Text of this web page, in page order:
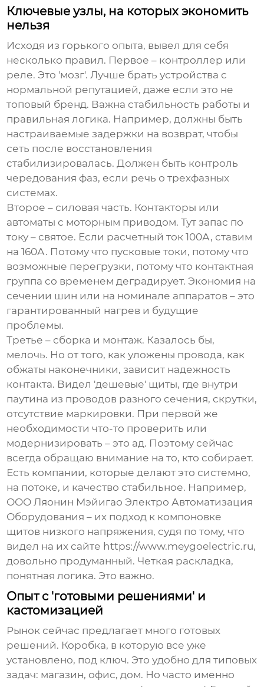
Ключевые узлы, на которых экономить
нельзя
Исходя из горького опыта, вывел для себя
несколько правил. Первое – контроллер или
реле. Это 'мозг'. Лучше брать устройства с
нормальной репутацией, даже если это не
топовый бренд. Важна стабильность работы и
правильная логика. Например, должны быть
настраиваемые задержки на возврат, чтобы
сеть после восстановления
стабилизировалась. Должен быть контроль
чередования фаз, если речь о трехфазных
системах.
Второе – силовая часть. Контакторы или
автоматы с моторным приводом. Тут запас по
току – святое. Если расчетный ток 100А, ставим
на 160А. Потому что пусковые токи, потому что
возможные перегрузки, потому что контактная
группа со временем деградирует. Экономия на
сечении шин или на номинале аппаратов – это
гарантированный нагрев и будущие
проблемы.
Третье – сборка и монтаж. Казалось бы,
мелочь. Но от того, как уложены провода, как
обжаты наконечники, зависит надежность
контакта. Видел 'дешевые' щиты, где внутри
паутина из проводов разного сечения, скрутки,
отсутствие маркировки. При первой же
необходимости что-то проверить или
модернизировать – это ад. Поэтому сейчас
всегда обращаю внимание на то, кто собирает.
Есть компании, которые делают это системно,
на потоке, и качество стабильное. Например,
ООО Ляонин Мэйигао Электро Автоматизация
Оборудования – их подход к компоновке
щитов низкого напряжения, судя по тому, что
видел на их сайте https://www.meygoelectric.ru,
довольно продуманный. Четкая раскладка,
понятная логика. Это важно.
Опыт с 'готовыми решениями' и
кастомизацией
Рынок сейчас предлагает много готовых
решений. Коробка, в которую все уже
установлено, под ключ. Это удобно для типовых
задач: магазин, офис, дом. Но часто именно